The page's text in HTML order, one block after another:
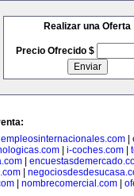
Realizar una Oferta
Precio Ofrecido $
empleosinternacionales.com|
i-coches.com
|
| nombrecomercial.com|